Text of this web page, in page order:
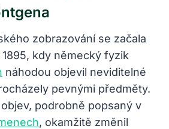
zobrazování se začala
kdy německý fyzik
náhodou objevil neviditelné
pevnými předměty.
podrobně popsaný v
, okamžitě změnil